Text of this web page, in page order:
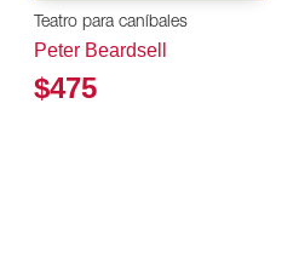
Teatro para caníbales
Peter Beardsell
$475